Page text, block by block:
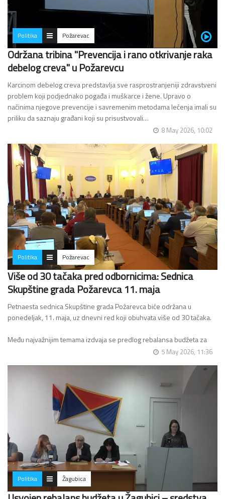
Politika Požarevac
Održana tribina "Prevencija i rano otkrivanje raka
debelog creva" u Požarevcu
Karcinom debelog creva predstavlja sve rasprostranjeniji zdravstveni
problem koji podjednako pogađa i muškarce i žene. Upravo o
načinima njegove prevencije i savremenim metodama lečenja imali su
priliku da saznaju građani koji su prisustvovali…
8 May 2026, 10:02
Politika Požarevac
Više od 30 tačaka pred odbornicima: Sednica
Skupštine grada Požarevca 11. maja
Petnaesta sednica Skupštine grada Požarevca biće održana u
ponedeljak, 11. maja, uz dnevni red koji obuhvata više od 30 tačaka.
Među najvažnijim temama izdvaja se predlog rebalansa budžeta za
5 May 2026, 11:36
Politika Žagubica